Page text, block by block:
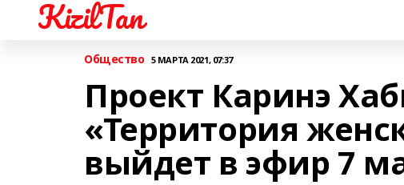
KizilTan
Общество 5 МАРТА 2021, 07:37
Проект Каринэ
«Территория
выйдет в эфир 7